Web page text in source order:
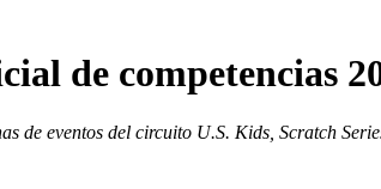
de competencias
de eventos del circuito U.S. Kids, Scratch